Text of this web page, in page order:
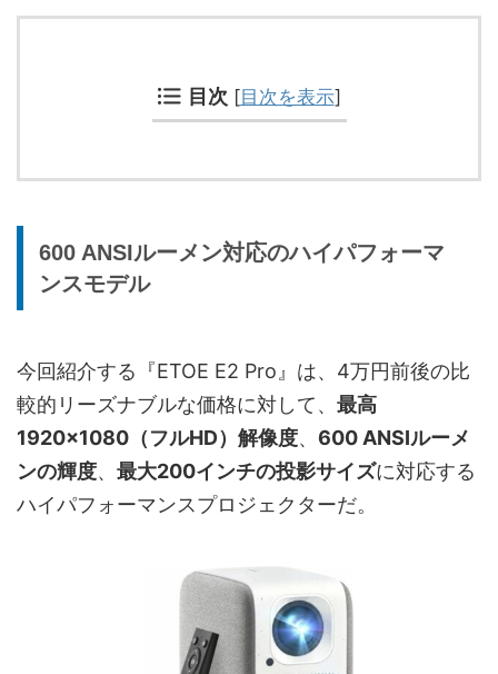
目次 [目次を表示]
600 ANSIルーメン対応のハイパフォーマ
ンスモデル
今回紹介する『ETOE E2 Pro』は、4万円前後の比
較的リーズナブルな価格に対して、 最高
1920×1080（フルHD）解像度、 600 ANSIルーメ
ンの輝度、 最大200インチの投影サイズに対応する
ハイパフォーマンスプロジェクターだ。